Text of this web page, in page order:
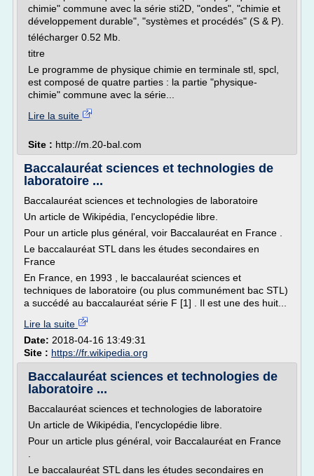
chimie" commune avec la série sti2D, "ondes", "chimie et
développement durable", "systèmes et procédés" (S & P).
télécharger 0.52 Mb.
titre
Le programme de physique chimie en terminale stl, spcl,
est composé de quatre parties : la partie "physique-
chimie" commune avec la série...
Lire la suite
Site : http://m.20-bal.com
Baccalauréat sciences et technologies de
laboratoire ...
Baccalauréat sciences et technologies de laboratoire
Un article de Wikipédia, l'encyclopédie libre.
Pour un article plus général, voir Baccalauréat en France .
Le baccalauréat STL dans les études secondaires en
France
En France, en 1993 , le baccalauréat sciences et
techniques de laboratoire (ou plus communément bac STL)
a succédé au baccalauréat série F [1] . Il est une des huit...
Lire la suite
Date: 2018-04-16 13:49:31
Site : https://fr.wikipedia.org
Baccalauréat sciences et technologies de
laboratoire ...
Baccalauréat sciences et technologies de laboratoire
Un article de Wikipédia, l'encyclopédie libre.
Pour un article plus général, voir Baccalauréat en France
Le baccalauréat STL dans les études secondaires en